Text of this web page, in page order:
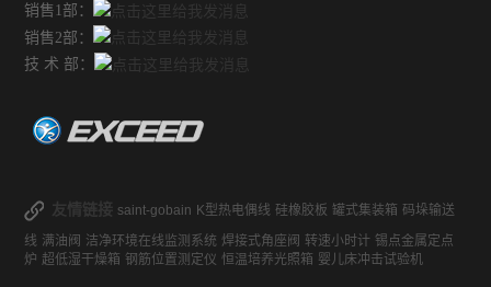
销售1部：
销售2部：
技 术 部：
友情链接 saint-gobain K型热电偶线 硅橡胶板 罐式集装箱 码垛输送
线 满油阀 洁净环境在线监测系统 焊接式角座阀 转速小时计 锡点金属定点
炉 超低湿干燥箱 钢筋位置测定仪 恒温培养光照箱 婴儿床冲击试验机